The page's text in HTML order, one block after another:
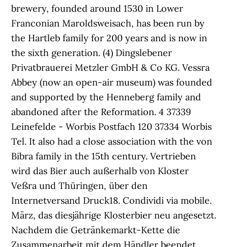
brewery, founded around 1530 in Lower
Franconian Maroldsweisach, has been run by
the Hartleb family for 200 years and is now in
the sixth generation. (4) Dingslebener
Privatbrauerei Metzler GmbH & Co KG. Vessra
Abbey (now an open-air museum) was founded
and supported by the Henneberg family and
abandoned after the Reformation. 4 37339
Leinefelde - Worbis Postfach 120 37334 Worbis
Tel. It also had a close association with the von
Bibra family in the 15th century. Vertrieben
wird das Bier auch außerhalb von Kloster
Veßra und Thüringen, über den
Internetversand Druck18. Condividi via mobile.
März, das diesjährige Klosterbier neu angesetzt.
Nachdem die Getränkemarkt-Kette die